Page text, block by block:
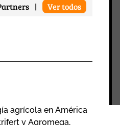
| Ver todos
agrícola en América
y Agromega,